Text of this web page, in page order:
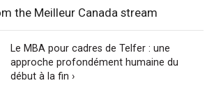
the Meilleur Canada stream
Le MBA pour cadres de Telfer : une
approche profondément humaine du
début à la fin ›